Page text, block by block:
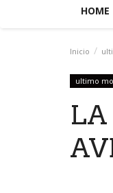
HOME
Inicio
ultimo
LA